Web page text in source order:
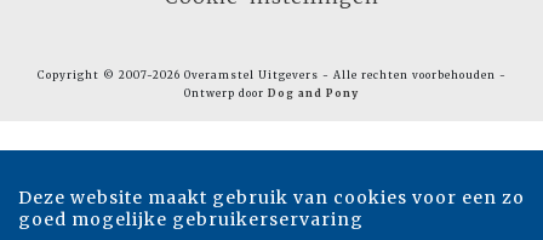
Copyright © 2007-2026 Overamstel Uitgevers - Alle rechten voorbehouden -
Ontwerp door Dog and Pony
Deze website maakt gebruik van cookies voor een zo
goed mogelijke gebruikerservaring